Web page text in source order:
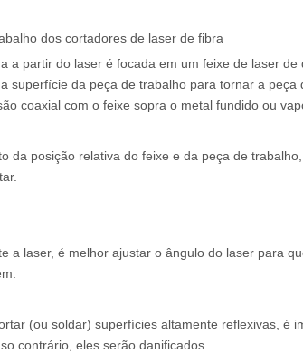
dos cortadores de laser de fibra
a partir do laser é focada em um feixe de laser
superfície da peça de trabalho para tornar a
coaxial com o feixe sopra o metal fundido ou
da posição relativa do feixe e da peça de
a laser, é melhor ajustar o ângulo do laser para
(ou soldar) superfícies altamente reflexivas, é
contrário, eles serão danificados.